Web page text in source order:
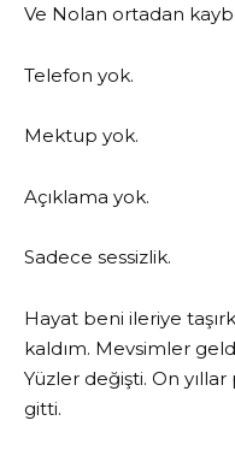
Ve Nolan ortadan
Telefon yok.
Mektup yok.
Açıklama yok.
Sadece sessizlik.
Hayat beni ileriye
kaldım. Mevsimler
Yüzler değişti. On yıllar
gitti.